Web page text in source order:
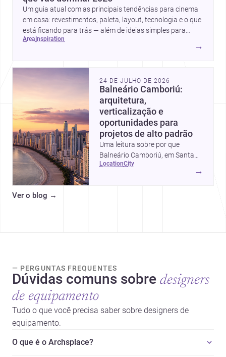
Um guia atual com as principais tendências para cinema
em casa: revestimentos, paleta, layout, tecnologia e o que
está ficando para trás — além de ideias simples para
atualizar sem reforma completa.
area inspiration
→
24 DE JULHO DE 2026
Balneário Camboriú:
arquitetura,
verticalização e
oportunidades para
projetos de alto padrão
Uma leitura sobre por que
Balneário Camboriú, em Santa
Catarina, virou referência em
location city
→
Ver o blog →
— PERGUNTAS FREQUENTES
Dúvidas comuns sobre designers
de equipamento
Tudo o que você precisa saber sobre designers de
equipamento.
O que é o Archsplace?